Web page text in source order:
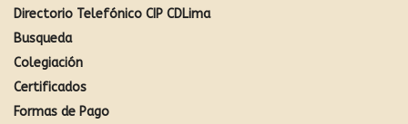
Directorio Telefónico CIP CDLima
Busqueda
Colegiación
Certificados
Formas de Pago